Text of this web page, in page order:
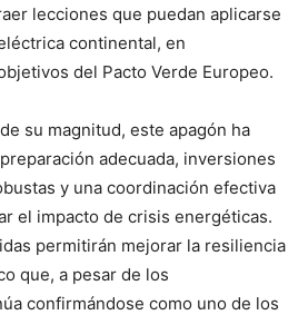
lecciones que puedan aplicarse
continental, en
del Pacto Verde Europeo.
su magnitud, este apagón ha
adecuada, inversiones
y una coordinación efectiva
el impacto de crisis energéticas.
permitirán mejorar la resiliencia
que, a pesar de los
confirmándose como uno de los